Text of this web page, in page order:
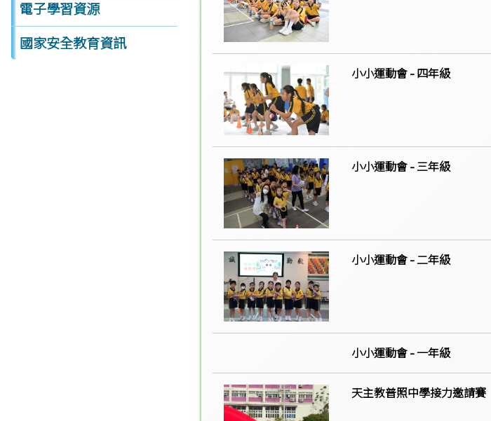
電子學習資源
國家安全教育資訊
小小運動會 - 四年級
小小運動會 - 三年級
小小運動會 - 二年級
小小運動會 - 一年級
天主教普照中學接力邀請賽